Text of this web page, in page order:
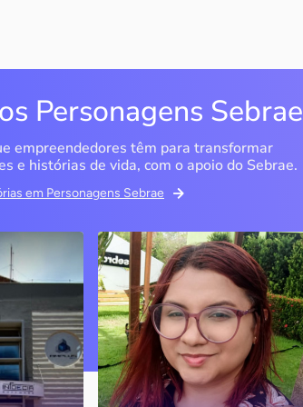
Personagens Sebrae
empreendedores têm para transformar
e histórias de vida, com o apoio do Sebrae.
em Personagens Sebrae
de
para o
Memória Ancestral
São Luís / MA
Ao lado da irmã e com o
apoio do Sebrae, a Memória
Ancestral utiliza inteligência
artificial com o objetivo de
melhorar a qualidade de vida
de pessoas com a doença